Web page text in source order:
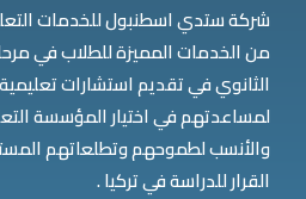
شركة ستدي اسطنبول للخدمات
من الخدمات المميزة للطلاب في
الثانوي في تقديم استشارات
لمساعدتهم في اختيار المؤسسة
والأنسب لطموحهم وتطلعاتهم
القرار للدراسة في تركيا .